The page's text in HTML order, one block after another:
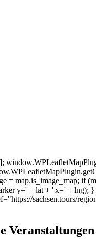
= map.is_image_map;
y=' + lat + ' x=' +
sachsen.tours/
Veranstaltungen